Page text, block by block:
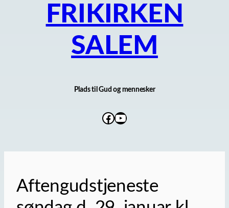
FRIKIRKEN
SALEM
Plads til Gud og mennesker
Facebook
YouTube
Aftengudstjeneste